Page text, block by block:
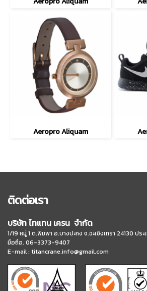
Aeropro Aliquam
ติดต่อเรา
บริษัท ไทแทน เครน จำกัด
1/19 หมู่ 1 ต.พิมพา อ.บางปะกง จ.ฉะเชิงเทรา 24130 ประ
มือถือ. 06-3373-9407
E-mail : titancrane.info@gmail.com